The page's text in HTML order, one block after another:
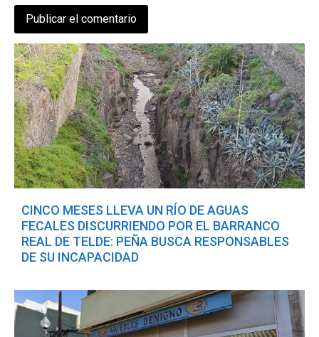
CINCO MESES LLEVA UN RÍO DE AGUAS
FECALES DISCURRIENDO POR EL BARRANCO
REAL DE TELDE: PEÑA BUSCA RESPONSABLES
DE SU INCAPACIDAD